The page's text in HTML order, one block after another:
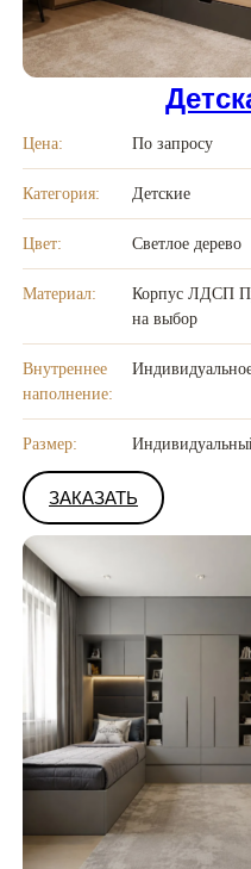
Цена: По запросу
Категория: Детские
Цвет: Светлое дерево
Материал:
Корпус ЛДСП
на выбор
Внутреннее
наполнение:
Размер:
ЗАКАЗАТЬ